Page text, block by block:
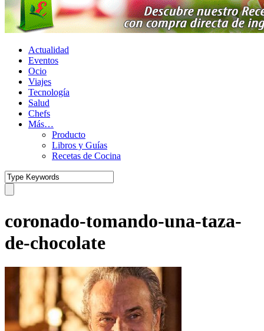
Actualidad
Eventos
Ocio
Viajes
Tecnología
Salud
Chefs
Más…
Producto
Libros y Guías
Recetas de Cocina
coronado-tomando-una-taza-
de-chocolate